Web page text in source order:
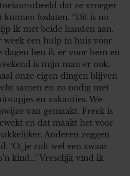
dat ze vroeger
kunnen loslaten. “Dit is nu
ik met beide handen aan.
week een hulp in huis voor
dagen ben ik er voor hem en
is mijn man er ook.
onze eigen dingen blijven
samen en zo nodig met
en vakanties. We
van gemaakt. Freek is
en dat maakt het voor
Anderen zeggen
‘O, je zult wel een zwaar
kind…’ Vreselijk vind ik